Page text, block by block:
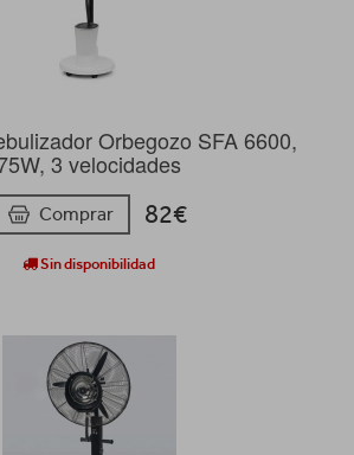
Orbegozo SFA 6600,
3 velocidades
Comprar 82€
Sin disponibilidad